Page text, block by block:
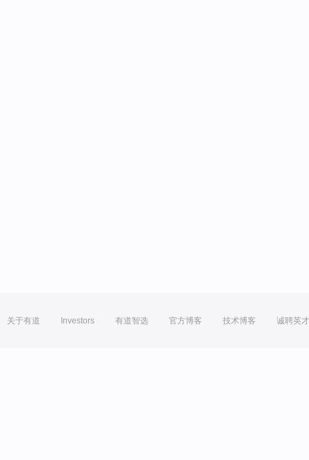
关于有道 Investors 有道智选 官方博客 技术博客 诚聘英才